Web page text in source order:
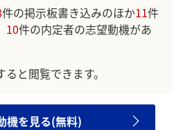
件の掲示板書き込みのほか11件
10件の内定者の志望動機があ
ると閲覧できます。
機を見る(無料)